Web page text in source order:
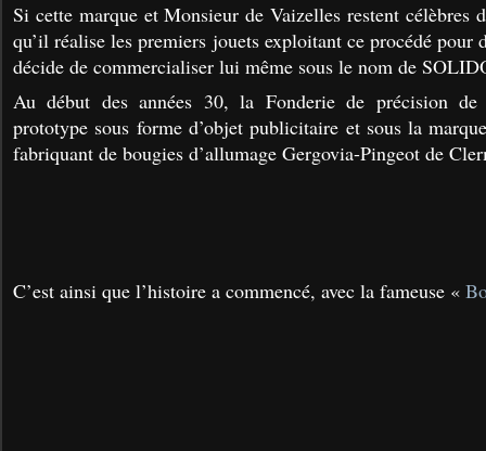
Si cette marque et Monsieur de Vaizelles restent célèbres
qu’il réalise les premiers jouets exploitant ce procédé pour
décide de commercialiser lui même sous le nom de
Au début des années 30, la Fonderie de précision
prototype sous forme d’objet publicitaire et sous la
fabriquant de bougies d’allumage Gergovia-Pingeot de
C’est ainsi que l’histoire a commencé, avec la fameuse «